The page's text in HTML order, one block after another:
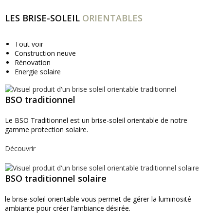
LES BRISE-SOLEIL ORIENTABLES
Tout voir
Construction neuve
Rénovation
Energie solaire
BSO traditionnel
Le BSO Traditionnel est un brise-soleil orientable de notre
gamme protection solaire.
Découvrir
BSO traditionnel solaire
le brise-soleil orientable vous permet de gérer la luminosité
ambiante pour créer l’ambiance désirée.